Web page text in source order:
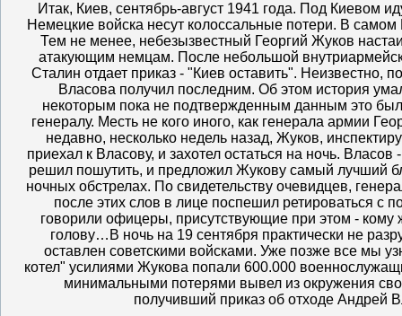
Итак, Киев, сентябрь-август 1941 года. Под Киевом
Немецкие войска несут колоссальные потери. В самом
Тем не менее, небезызвестный Георгий Жуков
атакующим немцам. После небольшой
Сталин отдает приказ - "Киев оставить". Неизвестно,
Власова получил последним. Об этом история
некоторым пока не подтвержденным данным это
генералу. Месть не кого иного, как генерала армии
недавно, несколько недель назад, Жуков,
приехал к Власову, и захотел остаться на ночь. Власов
решил пошутить, и предложил Жукову самый лучший
ночных обстрелах. По свидетельству очевидцев,
после этих слов в лице поспешил ретироваться с
говорили офицеры, присутствующие при этом - кому
голову…В ночь на 19 сентября практически не
оставлен советскими войсками. Уже позже все мы
котел" усилиями Жукова попали 600.000
минимальными потерями вывел из окружения
получивший приказ об отходе Андрей